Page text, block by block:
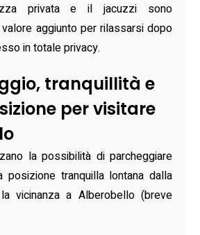
privata e il jacuzzi sono
aggiunto per rilassarsi dopo
in totale privacy.
tranquillità e
per visitare
la possibilità di parcheggiare
posizione tranquilla lontana dalla
vicinanza a Alberobello (breve